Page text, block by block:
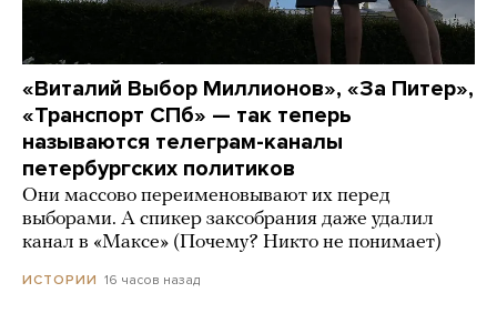
«Виталий Выбор Миллионов», «За Питер»,
«Транспорт СПб» — так теперь
называются телеграм-каналы
петербургских политиков
Они массово переименовывают их перед
выборами. А спикер заксобрания даже удалил
канал в «Максе» (Почему? Никто не понимает)
ИСТОРИИ 16 часов назад